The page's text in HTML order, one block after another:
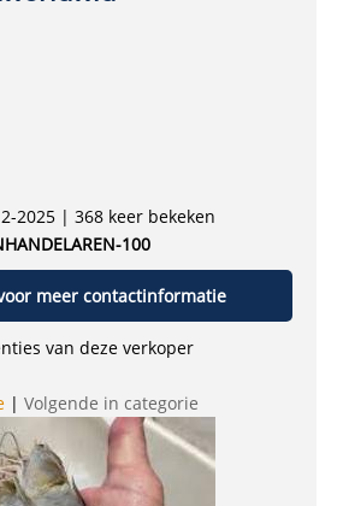
2025 | 368 keer bekeken
100
meer contactinformatie
van deze verkoper
|Volgende in categorie